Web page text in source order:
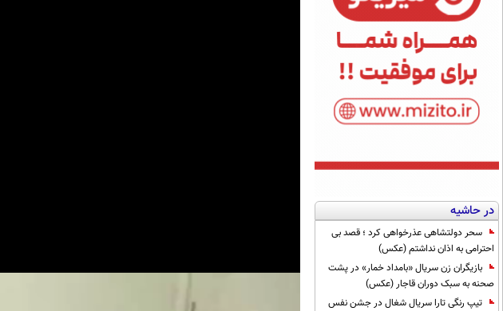
در حاشیه
سحر دولتشاهی عذرخواهی کرد ؛ قصد بی
احترامی به اذان نداشتم (عکس)
بازیگران زن سریال «بامداد خمار» در پشت
صحنه به سبک دوران قاجار (عکس)
تیپ رنگی تارا سریال شغال در جشن نفس